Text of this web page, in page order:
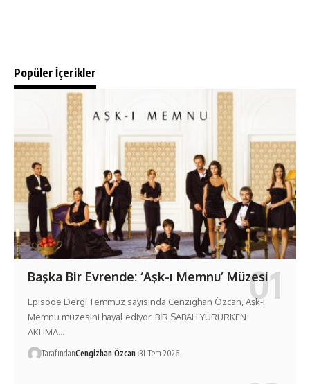
Popüler İçerikler
Başka Bir Evrende: ‘Aşk-ı Memnu’ Müzesi
Episode Dergi Temmuz sayısında Cenzighan Özcan, Aşk-ı
Memnu müzesini hayal ediyor. BİR SABAH YÜRÜRKEN
AKLIMA…
TarafındanCengizhan Özcan 31 Tem 2026